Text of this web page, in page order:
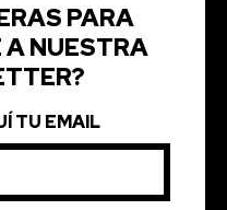
PARA
A NUESTRA
TU EMAIL